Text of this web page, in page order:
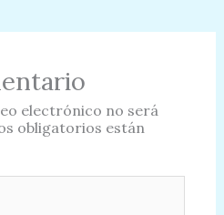
electrónico no será
obligatorios están